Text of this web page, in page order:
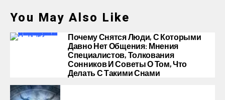
You May Also Like
Почему Снятся Люди, С Которыми
Давно Нет Общения: Мнения
Специалистов, Толкования
Сонников И Советы О Том, Что
Делать С Такими Снами